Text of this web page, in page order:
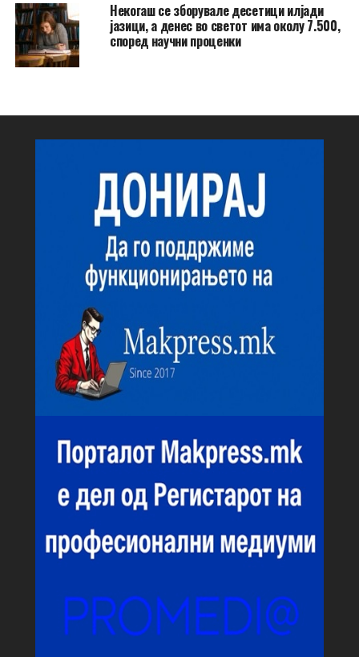
Некогаш се зборувале десетици илјади
јазици, а денес во светот има околу 7.500,
според научни проценки